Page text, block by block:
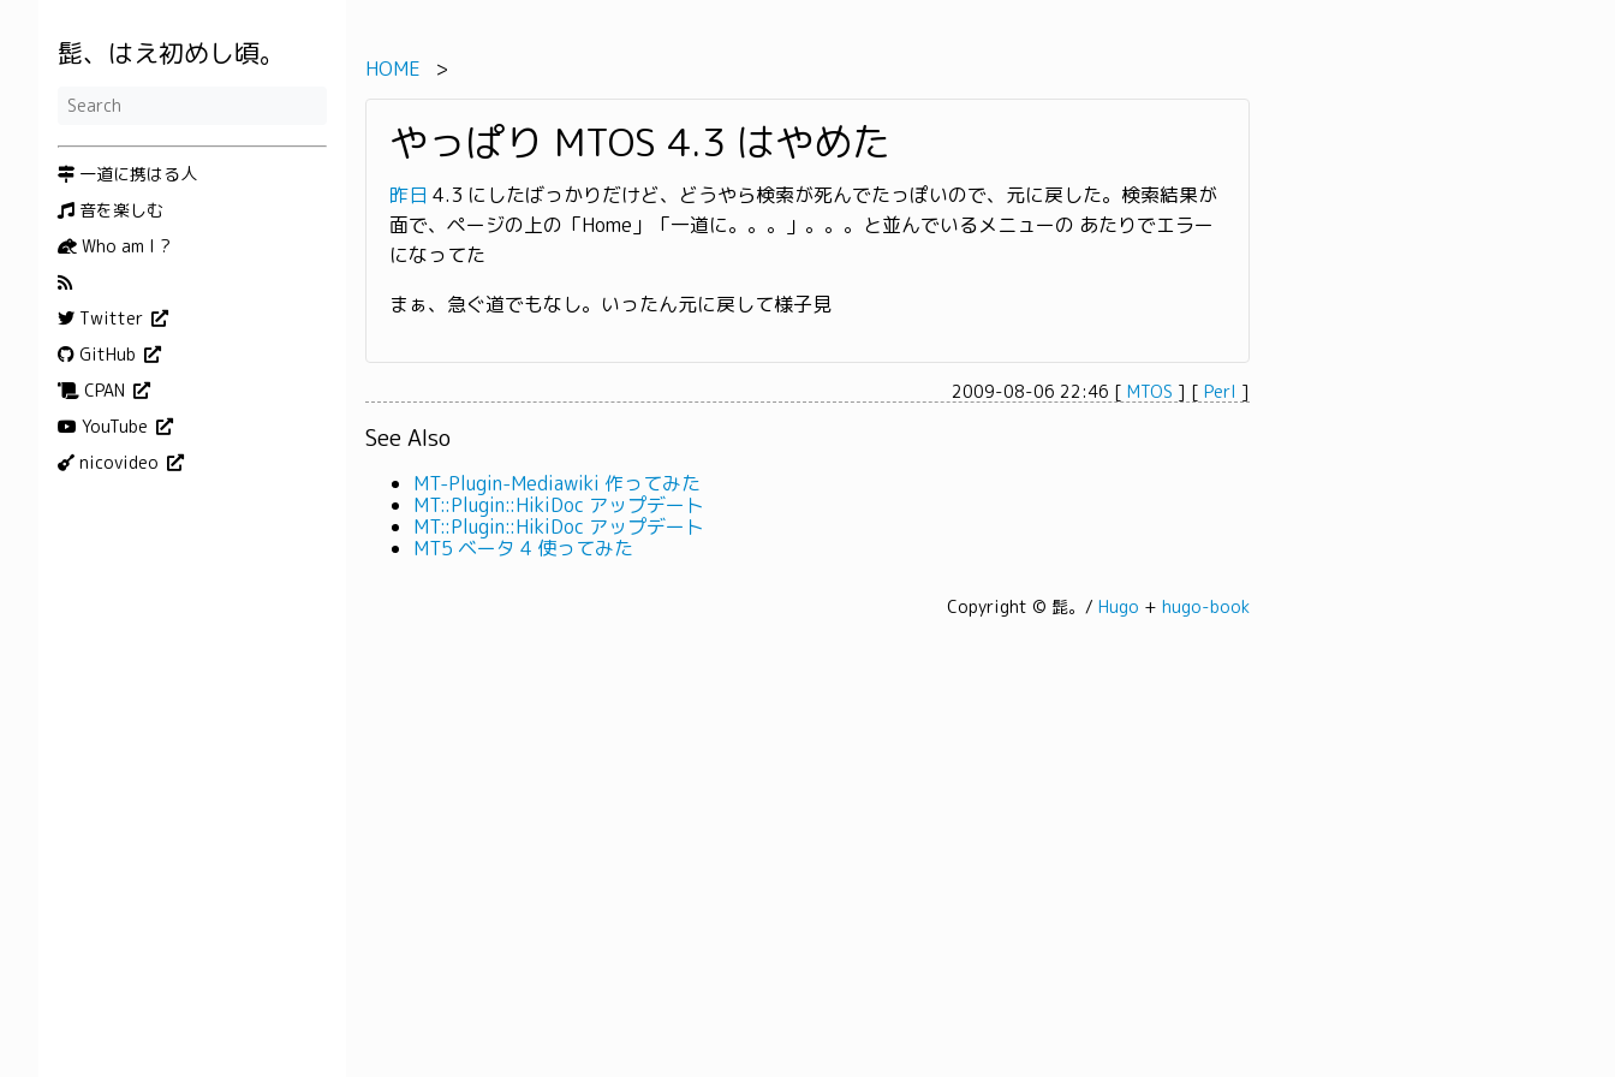
髭、はえ初めし頃。
一道に携はる人
音を楽しむ
Who am I ?
Twitter
GitHub
CPAN
YouTube
nicovideo
HOME
やっぱり MTOS 4.3 はやめた
昨日 4.3 にしたばっかりだけど、どうやら検索が死んでたっぽいので、元に戻した。検索結果が
面で、ページの上の「Home」「一道に。。。」。。。と並んでいるメニューの あたりでエラー
になってた
まぁ、急ぐ道でもなし。いったん元に戻して様子見
2009-08-06 22:46 [ MTOS ] [ Perl ]
See Also
MT-Plugin-Mediawiki 作ってみた
MT::Plugin::HikiDoc アップデート
MT::Plugin::HikiDoc アップデート
MT5 ベータ 4 使ってみた
Copyright © 髭。/ Hugo + hugo-book